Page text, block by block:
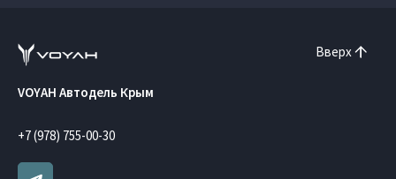
Вверх
VOYAH Автодель Крым
+7 (978) 755-00-30